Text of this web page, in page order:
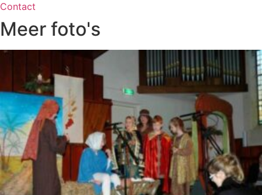
Contact
Meer foto's